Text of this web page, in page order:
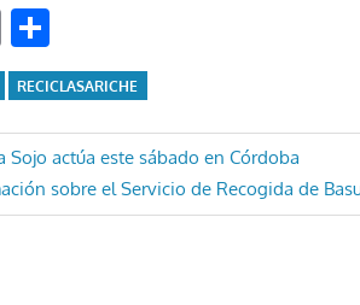
Email
RECICLASARICHE
Sojo actúa este sábado en Córdoba
sobre el Servicio de Recogida de